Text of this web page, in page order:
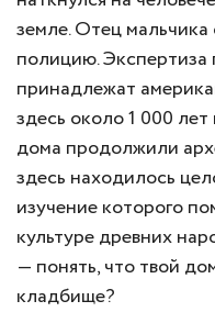
земле. Отец
полицию. Экспертиза
принадлежат
здесь около 1 000
дома продолжили
здесь находилось
изучение которого
культуре древних
— понять, что твой
кладбище?